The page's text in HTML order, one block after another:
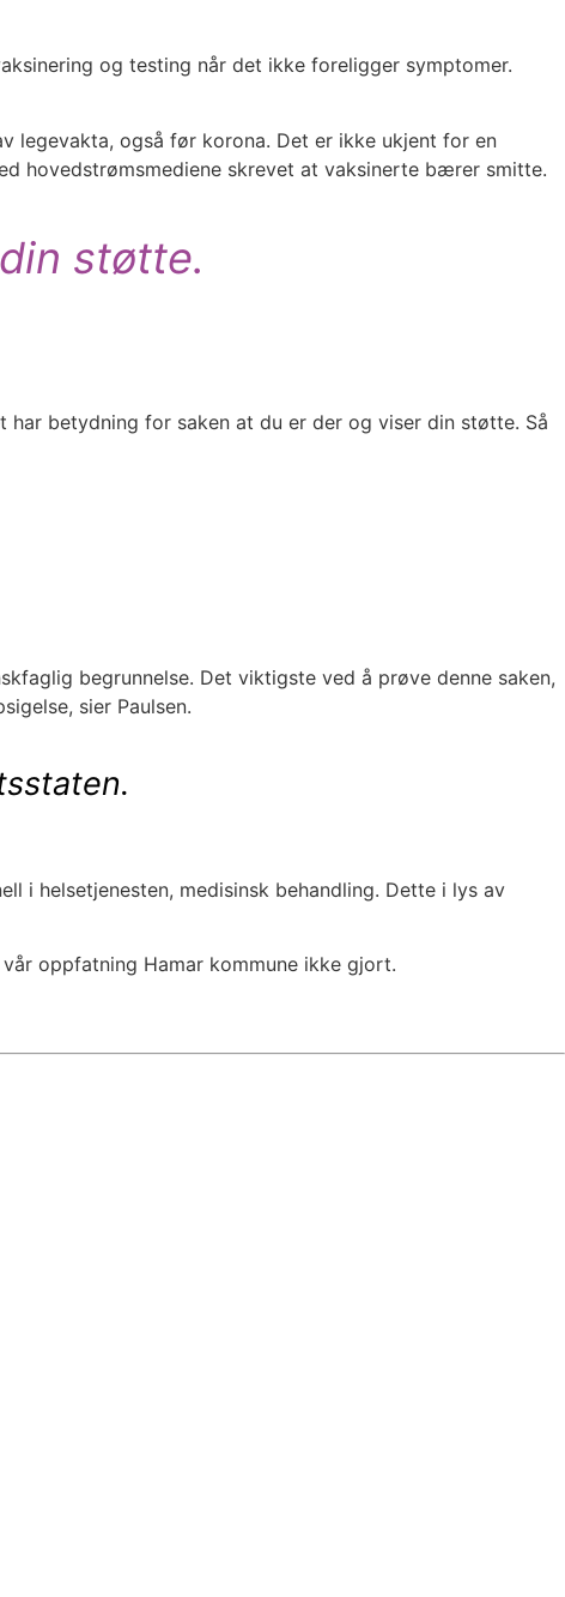
og testing når det ikke foreligger symptomer.
legevakta, også før korona. Det er ikke ukjent for en
hovedstrømsmediene skrevet at vaksinerte bærer smitte.
støtte.
betydning for saken at du er der og viser din støtte. Så
begrunnelse. Det viktigste ved å prøve denne saken,
sier Paulsen.
i helsetjenesten, medisinsk behandling. Dette i lys av
oppfatning Hamar kommune ikke gjort.